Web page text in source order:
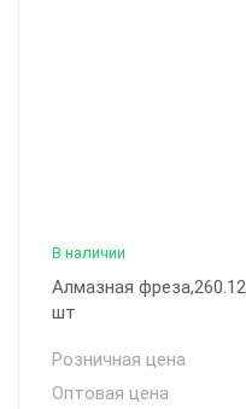
В наличии
Алмазная
шт
Розничная цена
Оптовая цена